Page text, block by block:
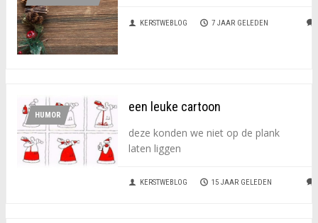
KERSTWEBLOG 7 JAAR GELEDEN
HUMOR
een leuke cartoon
deze konden we niet op de plank
laten liggen
KERSTWEBLOG 15 JAAR GELEDEN